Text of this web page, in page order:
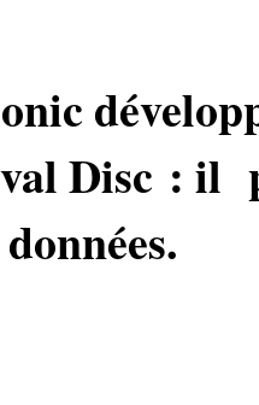
Disc : il